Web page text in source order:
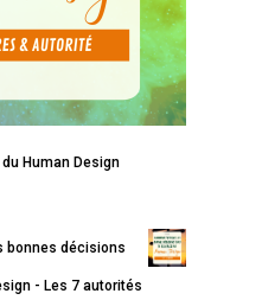
Human Design
bonnes décisions
- Les 7 autorités